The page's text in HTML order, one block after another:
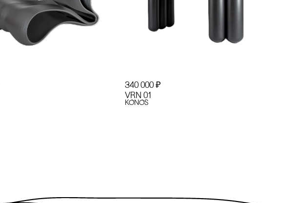
340 000 ₽
VRN 01
KONOS